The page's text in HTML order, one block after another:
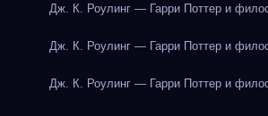
Дж. К. Роулинг — Гарри Поттер и
Дж. К. Роулинг — Гарри Поттер и
Дж. К. Роулинг — Гарри Поттер и